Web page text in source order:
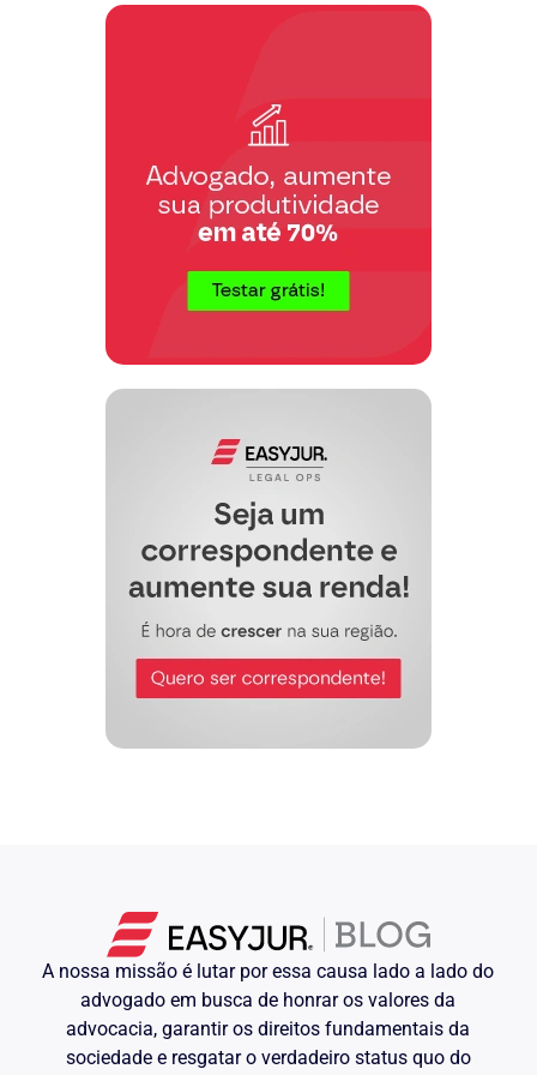
Requerido, como Inventariante do
Espólio, não modificam em absoluto
a finalidade da presente ação, que é
única e exclusivamente a venda
judicial dos bens comuns, o réu não
pode deixar de consignar as suas
razões, que são, obviamente,
autora, mas exprimem com clareza a
realidade dos fatos.
Autora não residia no país. O Réu,
tendo custeado as despesas com o
funeral, requereu a abertura do
levantamento dos valores existentes
em uma das poupanças de seu pai, a
fim de reembolsar-se dos custos
A Autora, paralelamente, contratou
um advogado para defender seus
interesses no Inventário, tendo este
procurador participado, representando
a Requerente, de todos os atos
praticados naquele processo,
inclusive na liberação dos valores
consignados nas poupanças, nas
avaliações dos imóveis arrolados, nas
negociações com as Imobiliárias em
acrescida de sua indecisão
relativamente à partilha dos bens, o
que comprova-se através das cartas
que remeteu ao seu advogado,
dificultou as negociações entre os
herdeiros.
A nossa missão é lutar por essa causa lado a lado do
advogado em busca de honrar os valores da
advocacia, garantir os direitos fundamentais da
sociedade e resgatar o verdadeiro status quo do